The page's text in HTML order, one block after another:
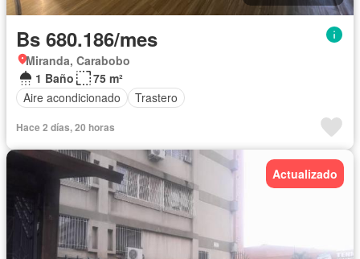
Bs 680.186/mes
Miranda, Carabobo
1 Baño
75 m²
Aire acondicionado
Trastero
Hace 2 días, 20 horas
Actualizado